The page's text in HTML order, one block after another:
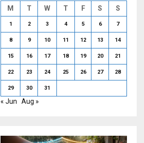
M T W T F S S
1 2 3 4 5 6 7
8 9 10 11 12 13 14
15 16 17 18 19 20 21
22 23 24 25 26 27 28
29 30 31
« Jun Aug »